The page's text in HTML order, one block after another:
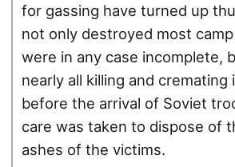
for gassing have turned up
not only destroyed most
were in any case incomplete,
nearly all killing and cremating
before the arrival of Soviet
care was taken to dispose of
ashes of the victims.